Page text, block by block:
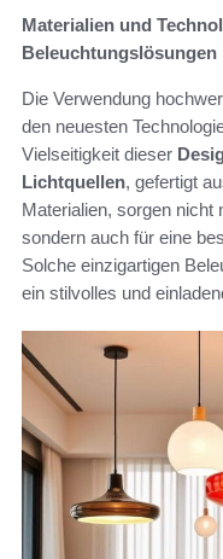
Materialien und
Beleuchtungslösungen
Die Verwendung
den neuesten
Vielseitigkeit dieser
Lichtquellen, gefertigt
Materialien, sorgen nicht
sondern auch für eine
Solche einzigartigen
ein stilvolles und